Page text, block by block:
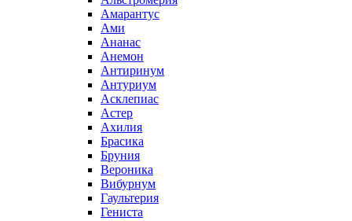
Амарантус
Ами
Ананас
Анемон
Антиринум
Антуриум
Асклепиас
Астер
Ахилия
Брасика
Бруния
Вероника
Вибурнум
Гаультерия
Гениста